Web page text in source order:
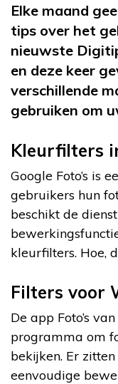
Elke maand
tips over het
nieuwste
en deze keer
verschillende
gebruiken om
Kleurfilters
Google Foto’s is
gebruikers hun
beschikt de
kleurfilters. Hoe,
Filters voor
De app Foto’s
programma om
bekijken. Er
eenvoudige